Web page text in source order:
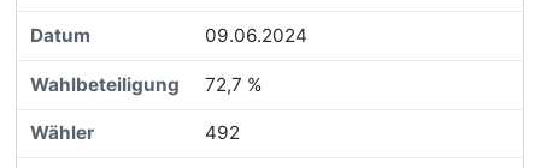
09.06.2024
72,7 %
492